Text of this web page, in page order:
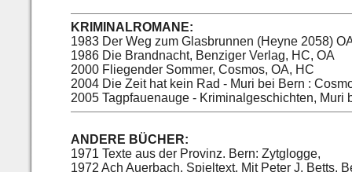
KRIMINALROMANE:
1983 Der Weg zum Glasbrunnen (Heyne 2058)
1986 Die Brandnacht, Benziger Verlag, HC, OA
2000 Fliegender Sommer, Cosmos, OA, HC
2004 Die Zeit hat kein Rad - Muri bei Bern :
2005 Tagpfauenauge - Kriminalgeschichten, Muri
ANDERE BÜCHER:
1971 Texte aus der Provinz. Bern: Zytglogge,
1972 Ach Auerbach. Spieltext. Mit Peter J. Betts.